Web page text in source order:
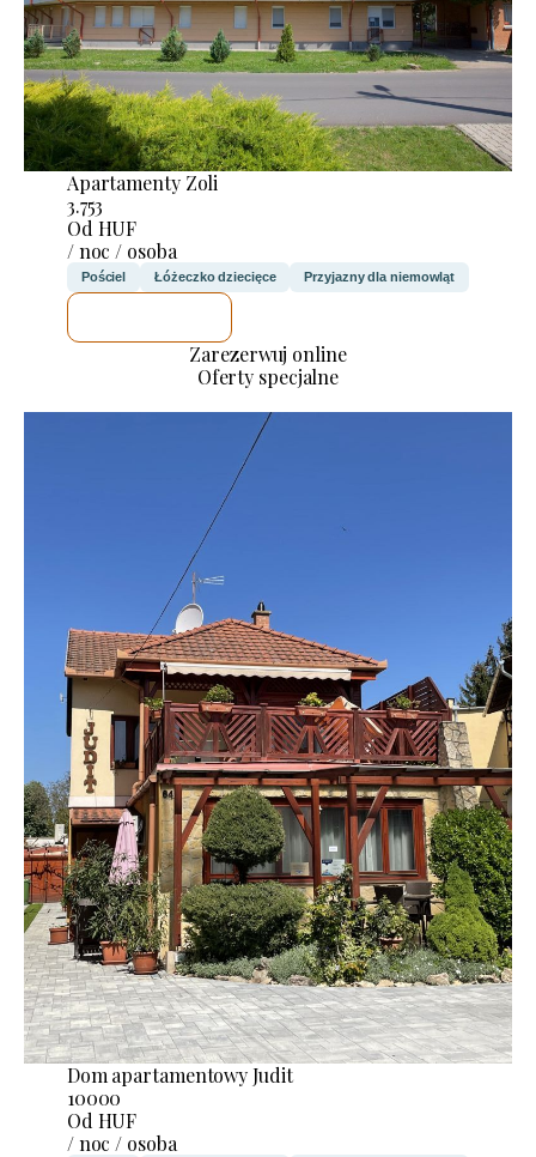
Apartamenty Zoli
3.753
Od HUF
/ noc / osoba
Pościel Łóżeczko dziecięce Przyjazny dla niemowląt
Zarezerwuj online
Oferty specjalne
Dom apartamentowy Judit
10000
Od HUF
/ noc / osoba